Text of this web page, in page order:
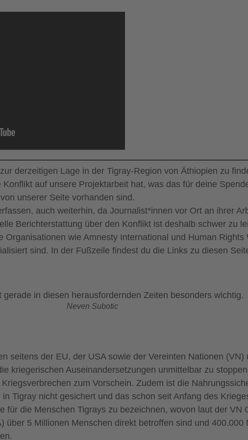
derzeitigen Lage in der Tigray-Region von Äthiopien zu
auf unsere Projektarbeit hat, was das für deine
unserer Seite vorhanden sind.
auch weiterhin, da Journalist*innen vor Ort an ihrer
Berichterstattung über den Konflikt ist deshalb schwer zu
Organisationen wie Amnesty International und Human Rights
sind. In der Fußzeile findest du die Links zu diesen
gerade in diesen herausfordernden Zeiten besonders wichtig.
Neven Subotic
seitens der EU, der USA sowie der Vereinten Nationen (VN)
kriegerischen Auseinandersetzungen unmittelbar zu
zum Vorschein. Zudem ist die
Tigray nicht gesichert und das schon seit Anfang des
für die Menschen Tigrays zu bezeichnen, wovon laut der VN
über 5 Millionen Menschen direkt betroffen sind und 400.000